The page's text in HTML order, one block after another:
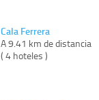
Cala Ferrera
A 9.41 km de distancia
( 4 hoteles )